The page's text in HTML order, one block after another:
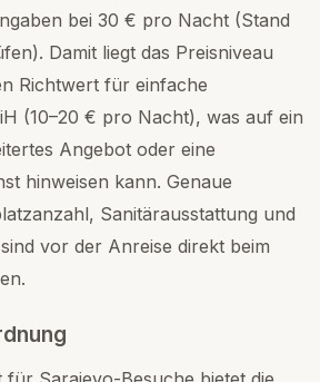
bei 30 € pro Nacht (Stand
Damit liegt das Preisniveau
Richtwert für einfache
(10–20 € pro Nacht), was auf ein
Angebot oder eine
hinweisen kann. Genaue
Sanitärausstattung und
vor der Anreise direkt beim